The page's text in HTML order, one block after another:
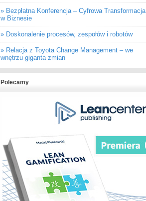
» Bezpłatna Konferencja – Cyfrowa Transformacja
w Biznesie
» Doskonalenie procesów, zespołów i robotów
» Relacja z Toyota Change Management – we
wnętrzu giganta zmian
Polecamy